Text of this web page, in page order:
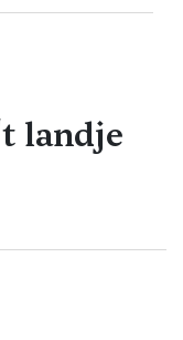
landje